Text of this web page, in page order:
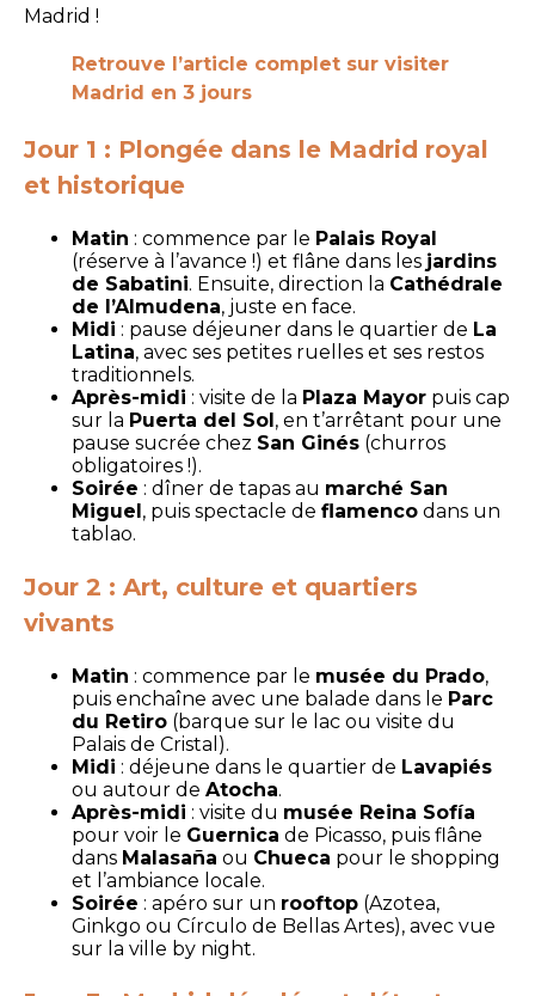
Madrid !
Retrouve l’article complet sur visiter
Madrid en 3 jours
Jour 1 : Plongée dans le Madrid royal
et historique
Matin : commence par le Palais Royal
(réserve à l’avance !) et flâne dans les jardins
de Sabatini. Ensuite, direction la Cathédrale
de l’Almudena, juste en face.
Midi : pause déjeuner dans le quartier de La
Latina, avec ses petites ruelles et ses restos
traditionnels.
Après-midi : visite de la Plaza Mayor puis cap
sur la Puerta del Sol, en t’arrêtant pour une
pause sucrée chez San Ginés (churros
obligatoires !).
Soirée : dîner de tapas au marché San
Miguel, puis spectacle de flamenco dans un
tablao.
Jour 2 : Art, culture et quartiers
vivants
Matin : commence par le musée du Prado,
puis enchaîne avec une balade dans le Parc
du Retiro (barque sur le lac ou visite du
Palais de Cristal).
Midi : déjeune dans le quartier de Lavapiés
ou autour de Atocha.
Après-midi : visite du musée Reina Sofía
pour voir le Guernica de Picasso, puis flâne
dans Malasaña ou Chueca pour le shopping
et l’ambiance locale.
Soirée : apéro sur un rooftop (Azotea,
Ginkgo ou Círculo de Bellas Artes), avec vue
sur la ville by night.